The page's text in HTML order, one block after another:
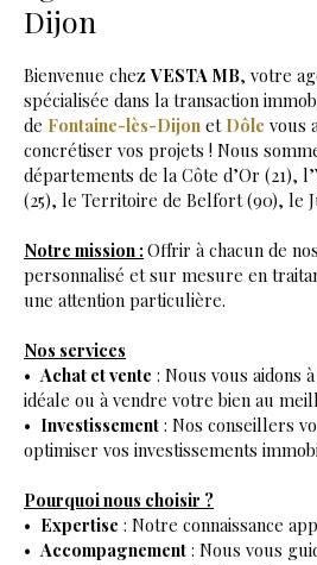
Dijon
Bienvenue chez VESTA MB, votre
spécialisée dans la transaction
de Fontaine-lès-Dijon et Dôle vous
concrétiser vos projets ! Nous
départements de la Côte d’Or (21),
(25), le Territoire de Belfort (90), le
Notre mission :Offrir à chacun de
personnalisé et sur mesure en
une attention particulière.
Nos services
Achat et vente : Nous vous aidons
idéale ou à vendre votre bien au
Investissement : Nos conseillers
optimiser vos investissements
Pourquoi nous choisir ?
Expertise : Notre connaissance
Accompagnement : Nous vous